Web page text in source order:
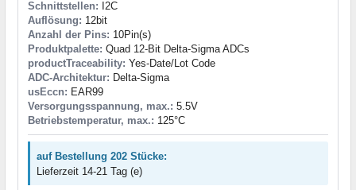
Schnittstellen: I2C
Auflösung: 12bit
Anzahl der Pins: 10Pin(s)
Produktpalette: Quad 12-Bit Delta-Sigma ADCs
productTraceability: Yes-Date/Lot Code
ADC-Architektur: Delta-Sigma
usEccn: EAR99
Versorgungsspannung, max.: 5.5V
Betriebstemperatur, max.: 125°C
auf Bestellung 202 Stücke:
Lieferzeit 14-21 Tag (e)